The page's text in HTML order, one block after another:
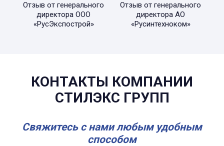
Отзыв от генерального
директора ООО
«РусЭкспострой»
Отзыв от генерального
директора АО
«Русинтехноком»
КОНТАКТЫ КОМПАНИИ
СТИЛЭКС ГРУПП
Свяжитесь с нами любым удобным
способом